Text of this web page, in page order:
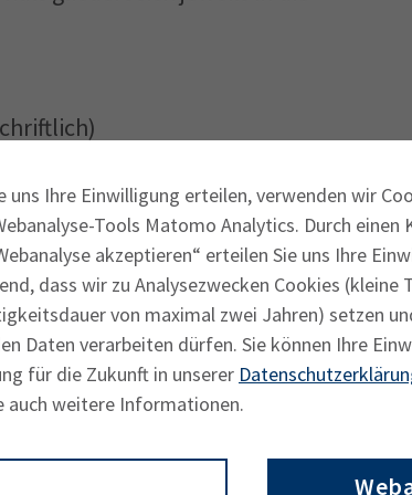
uns Ihre Einwilligung erteilen, verwenden wir
Tools Matomo Analytics. Durch einen
akzeptieren“ erteilen Sie uns Ihre
dass wir zu Analysezwecken Cookies
von maximal zwei Jahren) setzen
Daten verarbeiten dürfen. Sie können Ihre
für die Zukunft in unserer
auch weitere Informationen.
(schriftlich u. mündlich)
Reihenfolge an verschiedenen
ist mit dem letzten Prüfungsteil
des ersten Prüfungsteils
Die Teilprüfungen
und "Betriebliche IT-Prozesse“
im Herbst.
Sie bitte der
Terminvorschau.